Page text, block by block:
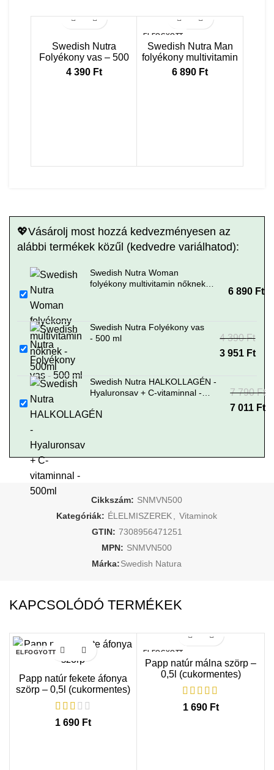
Swedish Nutra
Folyékony vas – 500
ml
4 390 Ft
ELFOGYOTT
Swedish Nutra Man
folyékony multivitamin
férfiaknak – 500ml
6 890 Ft
💖Vásárolj most hozzá kedvezményesen az
alábbi termékek közűl (kedvedre variálhatod):
Swedish Nutra Woman
folyékony multivitamin nőknek -
6 890 Ft
Swedish Nutra Folyékony vas
- 500 ml
4 390Ft
Original
price was: 4
3 951 Ft
Current
price is: 3
Swedish Nutra HALKOLLAGÉN -
Hyaluronsav + C-vitaminnal -
7 790Ft
Original
price
7 011 Ft
Current
price is: 7
Cikkszám: SNMVN500
Kategóriák: ÉLELMISZEREK
Vitaminok
GTIN: 7308956471251
MPN: SNMVN500
Márka:Swedish Natura
KAPCSOLÓDÓ TERMÉKEK
ELFOGYOTT
Papp natúr fekete áfonya
szörp – 0,5l (cukormentes)
1 690 Ft
ELFOGYOTT
Papp natúr málna szörp –
0,5l (cukormentes)
1 690 Ft